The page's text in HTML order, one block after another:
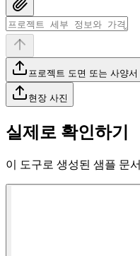
프로젝트 도면 또는 사양서
현장 사진
실제로 확인하기
이 도구로 생성된 샘플 문서